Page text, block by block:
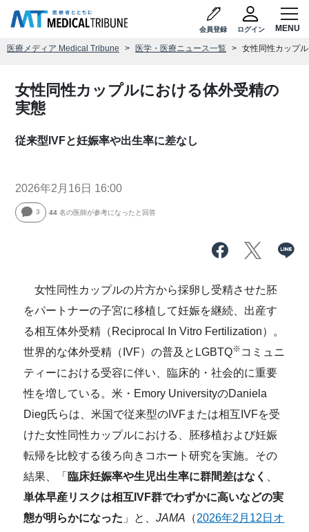
会員登録 ログイン
医療メディア Medical Tribune 医学・医療ニュース一覧 女性同性カップ
女性同性カップルにおける体外受精の
実態
従来型IVFと妊娠率や出生率に差なし
2026年2月16日 16:00
3 44 名の医師が参考になったと回答
女性同性カップルの片方から採卵し受精させた胚
をパートナーの子宮に移植して妊娠を継続、出産す
る相互体外受精（Reciprocal In Vitro Fertilization）。
世界的な体外受精（IVF）の普及とLGBTQ※ コミュニ
ティーにおける受容に伴い、臨床的・社会的に重要
性を増している。米・Emory UniversityのDaniela
Dieg氏らは、米国で従来型のIVFまたは相互IVFを受
けた女性同性カップルにおける、胚移植および妊娠
転帰を比較する後ろ向きコホート研究を実施。その
結果、「 臨床妊娠率や生児出生率に群間差はなく
単体早産リスクは相互IVF群でわずかに高いなどの実
態が明らかになった 」と、JAMA （2026年2月12日オ